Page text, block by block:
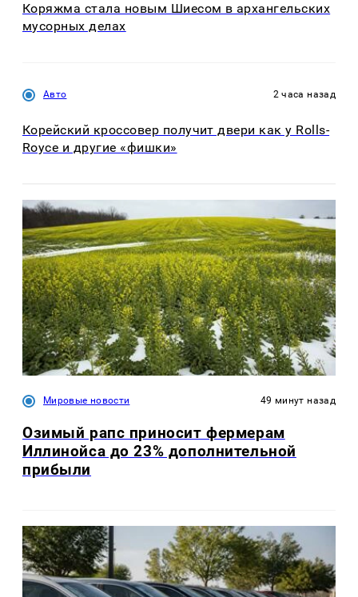
Коряжма стала новым Шиесом в архангельских
мусорных делах
Авто 2 часа назад
Корейский кроссовер получит двери как у Rolls-
Royce и другие «фишки»
Мировые новости 49 минут назад
Озимый рапс приносит фермерам
Иллинойса до 23% дополнительной
прибыли